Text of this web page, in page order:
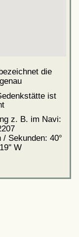
die
ist
z. B. im Navi:
Sekunden: 40°
W